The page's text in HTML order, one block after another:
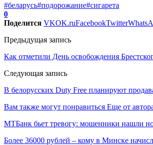
#беларусь#подорожание#сигарета
0
Поделится VKOK.ruFacebookTwitter
Предыдущая запись
Как отметили День освобождения
Следующая запись
В белорусских Duty Free планируют
Вам также могут понравиться Еще от
МТБанк бьет тревогу: мошенники нашли
Более 36000 рублей – кому в Минске